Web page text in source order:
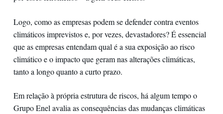
Logo, como as empresas podem se defender contra eventos
climáticos imprevistos e, por vezes, devastadores? É essencial
que as empresas entendam qual é a sua exposição ao risco
climático e o impacto que geram nas alterações climáticas,
tanto a longo quanto a curto prazo.
Em relação à própria estrutura de riscos, há algum tempo o
Grupo Enel avalia as consequências das mudanças climáticas